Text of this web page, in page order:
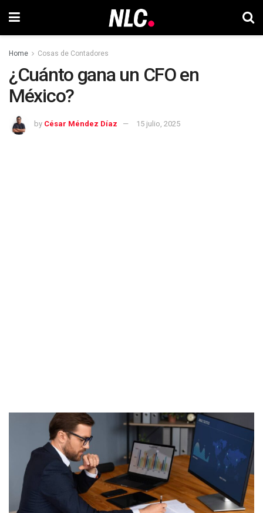
Home Cosas de Contadores
¿Cuánto gana un CFO en
México?
by César Méndez Díaz 15 julio, 2025